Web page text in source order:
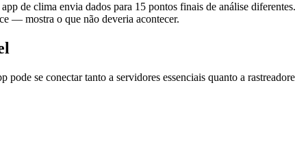
de clima envia dados para 15 pontos finais de análise
— mostra o que não deveria acontecer.
se conectar tanto a servidores essenciais quanto a